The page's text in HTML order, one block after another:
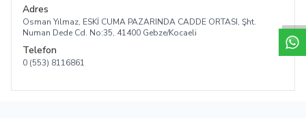
Adres
Osman Yılmaz, ESKİ CUMA PAZARINDA CADDE ORTASI, Şht.
Numan Dede Cd. No:35, 41400 Gebze/Kocaeli
Telefon
0 (553) 8116861